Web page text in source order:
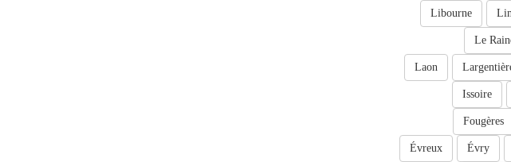
Libourne
Le
Laon
Issoire
Fougères
Évry
Évreux